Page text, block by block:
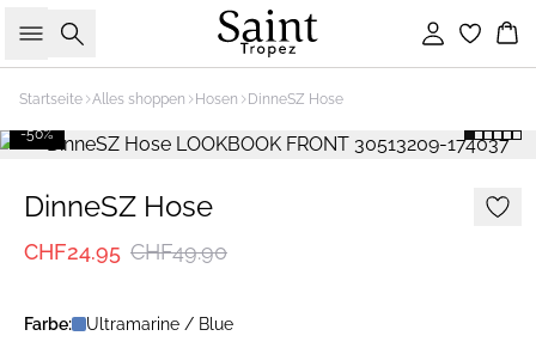
Suche Einloggen
Startseite Alles shoppen Hosen DinneSZ Hose
-50%
DinneSZ Hose
CHF24.95 CHF49.90
Farbe: Ultramarine / Blue